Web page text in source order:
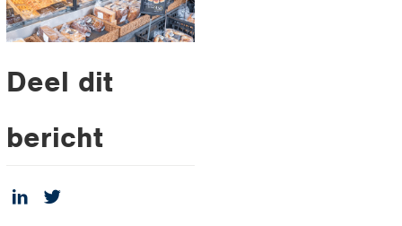
Deel dit
bericht